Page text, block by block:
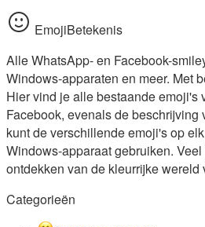
EmojiBetekenis
Alle WhatsApp- en Facebook-
Windows-apparaten en meer. Met
Hier vind je alle bestaande emoji's
Facebook, evenals de beschrijving
kunt de verschillende emoji's op
Windows-apparaat gebruiken.
ontdekken van de kleurrijke wereld
Categorieën